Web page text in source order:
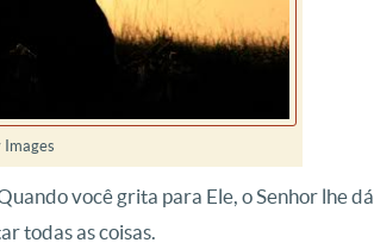
você grita para Ele, o Senhor lhe dá
todas as coisas.